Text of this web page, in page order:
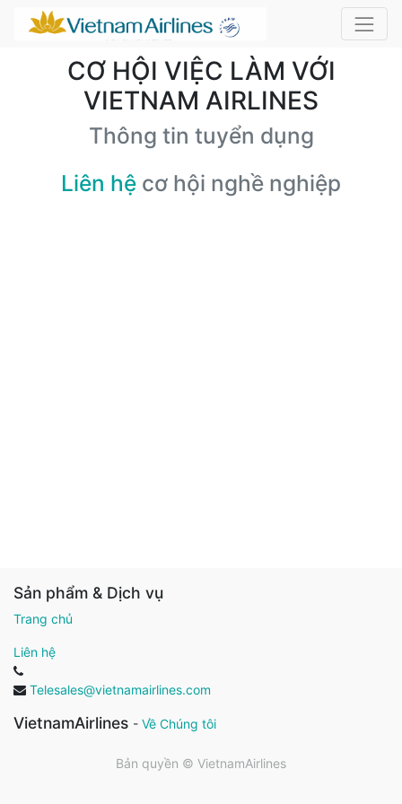
CƠ HỘI VIỆC LÀM VỚI
VIETNAM AIRLINES
Thông tin tuyển dụng
Liên hệ cơ hội nghề nghiệp
Sản phẩm & Dịch vụ
Trang chủ
Liên hệ
Telesales@vietnamairlines.com
VietnamAirlines - Về Chúng tôi
Bản quyền © VietnamAirlines